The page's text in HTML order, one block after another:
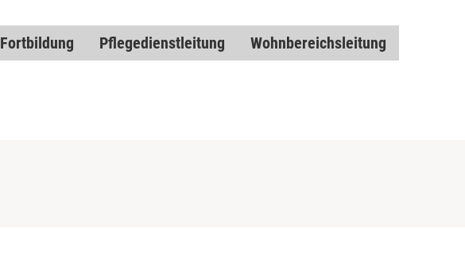
Fortbildung Pflegedienstleitung Wohnbereichsleitung